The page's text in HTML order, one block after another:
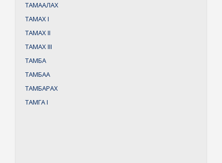
ТАМААЛАХ
ТАМАХI
ТАМАХII
ТАМАХIII
ТАМБА
ТАМБАА
ТАМБАРАХ
ТАМГАI